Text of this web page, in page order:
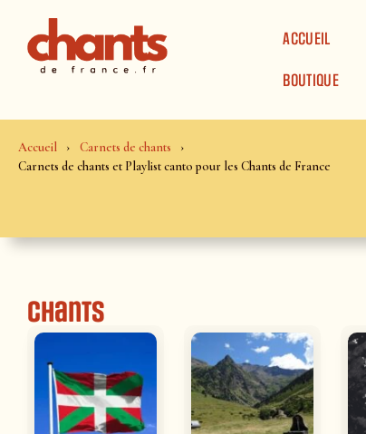
ACCUEIL
BOUTIQUE
Accueil
Carnets de chants
Carnets de chants et Playlist canto pour les Chants de France
Chants